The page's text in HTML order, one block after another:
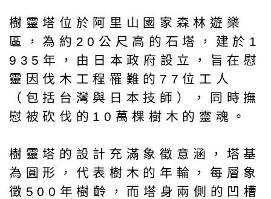
樹靈塔位於阿里山國家森林遊樂
區，為約20公尺高的石塔，建於1
935年，由日本政府設立，旨在慰
靈因伐木工程罹難的77位工人
（包括台灣與日本技師），同時撫
慰被砍伐的10萬棵樹木的靈魂。
樹靈塔的設計充滿象徵意涵，塔基
為圓形，代表樹木的年輪，每層象
徵500年樹齡，而塔身兩側的凹槽